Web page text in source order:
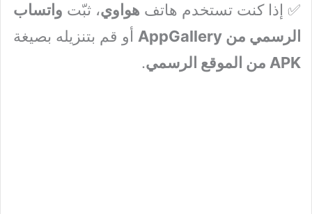
✅ إذا كنت تستخدم هاتف هواوي، ثبّت واتساب
الرسمي من AppGallery
أو قم بتنزيله بصيغة
APK من الموقع الرسمي
.